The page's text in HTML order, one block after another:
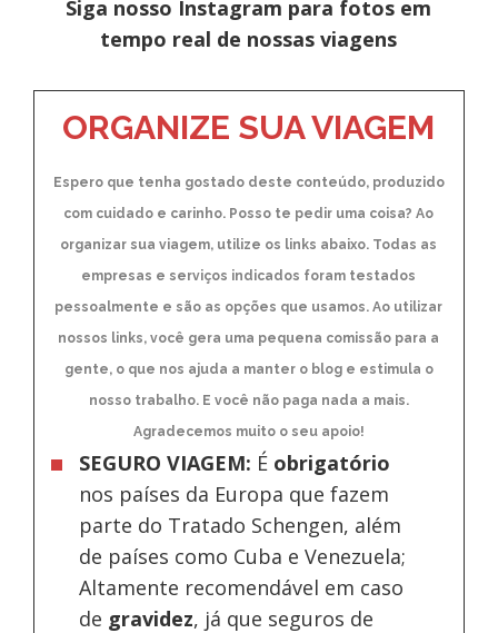
Siga nosso Instagram para fotos em
tempo real de nossas viagens
ORGANIZE SUA VIAGEM
Espero que tenha gostado deste conteúdo, produzido
com cuidado e carinho. Posso te pedir uma coisa? Ao
organizar sua viagem, utilize os links abaixo. Todas as
empresas e serviços indicados foram testados
pessoalmente e são as opções que usamos. Ao utilizar
nossos links, você gera uma pequena comissão para a
gente, o que nos ajuda a manter o blog e estimula o
nosso trabalho. E você não paga nada a mais.
Agradecemos muito o seu apoio!
SEGURO VIAGEM: É obrigatório
nos países da Europa que fazem
parte do Tratado Schengen, além
de países como Cuba e Venezuela;
Altamente recomendável em caso
de gravidez, já que seguros de